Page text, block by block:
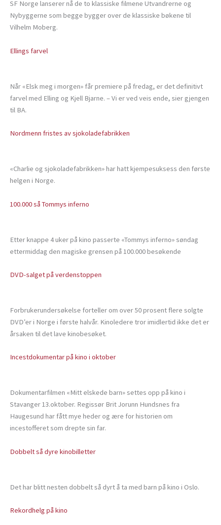
SF Norge lanserer nå de to klassiske filmene Utvandrerne og
Nybyggerne som begge bygger over de klassiske bøkene til
Vilhelm Moberg.
Ellings farvel
Når «Elsk meg i morgen» får premiere på fredag, er det definitivt
farvel med Elling og Kjell Bjarne. – Vi er ved veis ende, sier gjengen
til BA.
Nordmenn fristes av sjokoladefabrikken
«Charlie og sjokoladefabrikken» har hatt kjempesuksess den første
helgen i Norge.
100.000 så Tommys inferno
Etter knappe 4 uker på kino passerte «Tommys inferno» søndag
ettermiddag den magiske grensen på 100.000 besøkende
DVD-salget på verdenstoppen
Forbrukerundersøkelse forteller om over 50 prosent flere solgte
DVD’er i Norge i første halvår. Kinoledere tror imidlertid ikke det er
årsaken til det lave kinobesøket.
Incestdokumentar på kino i oktober
Dokumentarfilmen «Mitt elskede barn» settes opp på kino i
Stavanger 13.oktober. Regissør Brit Jorunn Hundsnes fra
Haugesund har fått mye heder og ære for historien om
incestofferet som drepte sin far.
Dobbelt så dyre kinobilletter
Det har blitt nesten dobbelt så dyrt å ta med barn på kino i Oslo.
Rekordhelg på kino